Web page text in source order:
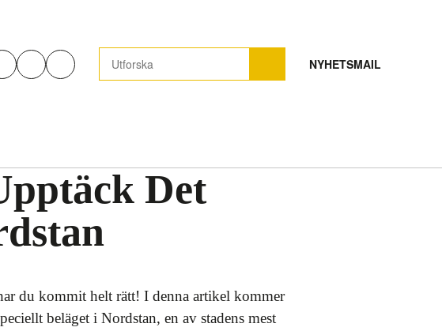
NYHETSMAIL
Det
du kommit helt rätt! I denna artikel kommer
beläget i Nordstan, en av stadens mest